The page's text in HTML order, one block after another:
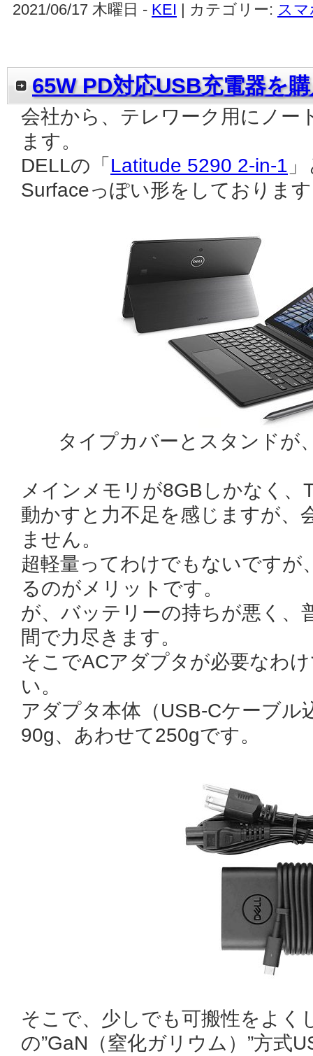
2021/06/17 木曜日 - KEI | カテゴリー: ス
65W PD対応USB充電器を
会社から、テレワーク用にノー
ます。
DELLの「 Latitude 5290 2-in-1
Surfaceっぽい形をしておりま
タイプカバーとスタンドが
メインメモリが8GBしかなく、
動かすと力不足を感じますが、
ません。
超軽量ってわけでもないですが
るのがメリットです。
が、バッテリーの持ちが悪く、
間で力尽きます。
そこでACアダプタが必要なわ
い。
アダプタ本体（USB-Cケーブル
90g、あわせて250gです。
そこで、少しでも可搬性をよく
の”GaN（窒化ガリウム）”方式